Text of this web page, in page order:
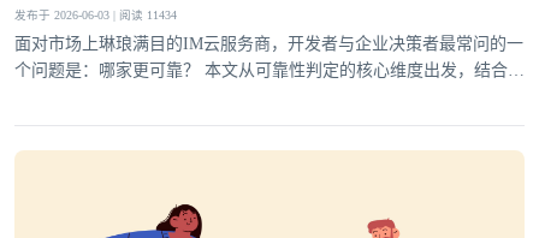
发布于 2026-06-03 | 阅读 11434
面对市场上琳琅满目的IM云服务商，开发者与企业决策者最常问的一
个问题是：哪家更可靠？ 本文从可靠性判定的核心维度出发，结合行